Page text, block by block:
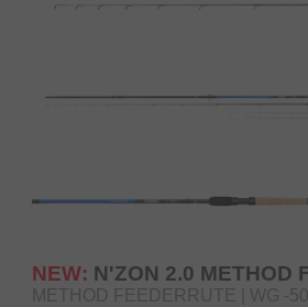
NEW: N'ZON 2.0 METHOD
METHOD FEEDERRUTE | WG -